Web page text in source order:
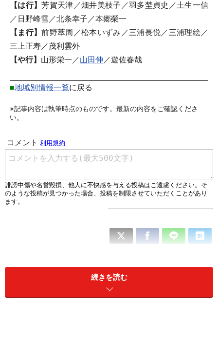
【は行】芳賀天津／畑井美枝子／羽多埜貞史／土生一信
／日野峰雪／北条幸子／本郷榮一
【ま行】前野萃周／松本いずみ／三浦長悦／三浦理絵／
三上正寿／茂利雲外
【や行】 山形栄一／山田伸 ／遊佐春哉
■地域別情報一覧に戻る
※記事内容は執筆時点のものです。最新の内容をご確認くださ
い。
続きを読む